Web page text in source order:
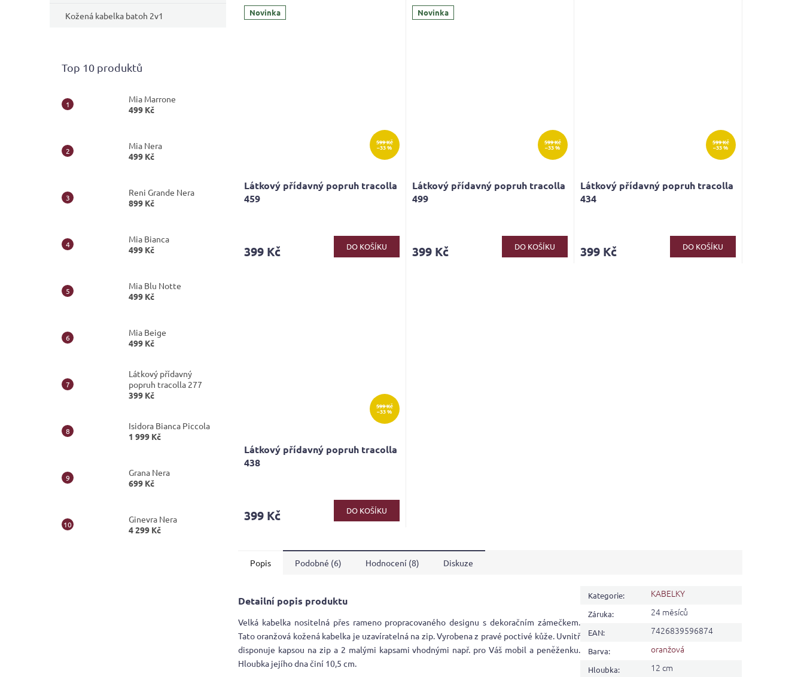
Kožená kabelka batoh 2v1
Top 10 produktů
Mia Marrone
499 Kč
Mia Nera
499 Kč
Reni Grande Nera
899 Kč
Mia Bianca
499 Kč
Mia Blu Notte
499 Kč
Mia Beige
499 Kč
Látkový přídavný
popruh tracolla 277
399 Kč
Isidora Bianca Piccola
1 999 Kč
Grana Nera
699 Kč
Ginevra Nera
4 299 Kč
Novinka
599 Kč
–33 %
Látkový přídavný popruh tracolla
459
je
399 Kč DO KOŠÍKU
Novinka
599 Kč
–33 %
Látkový přídavný popruh tracolla
499
399 Kč DO KOŠÍKU
599 Kč
–33 %
Látkový přídavný popruh tracolla
434
399 Kč DO KOŠÍKU
599 Kč
–33 %
Látkový přídavný popruh tracolla
438
je
hvězdiček.
399 Kč DO KOŠÍKU
Popis Podobné (6) Hodnocení (8) Diskuze
Detailní popis produktu
Velká kabelka nositelná přes rameno propracovaného designu s dekoračním zámečkem.
Tato oranžová kožená kabelka je uzavíratelná na zip. Vyrobena z pravé poctivé kůže. Uvnitř
disponuje kapsou na zip a 2 malými kapsami vhodnými např. pro Váš mobil a peněženku.
Hloubka jejího dna činí 10,5 cm.
Kategorie: KABELKY
Záruka: 24 měsíců
EAN: 7426839596874
Barva: oranžová
Hloubka: 12 cm